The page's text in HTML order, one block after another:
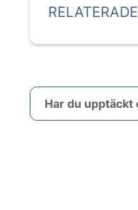
Har du upptäckt